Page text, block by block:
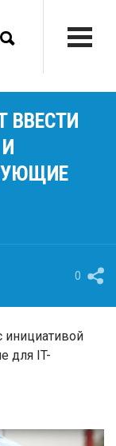
ВВЕСТИ
0
инициативой
для IT-